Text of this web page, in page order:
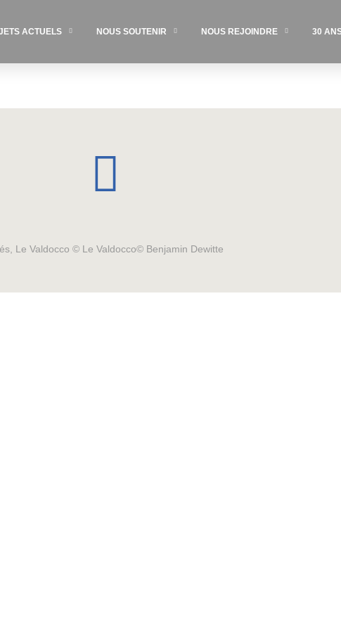
ACTUELS NOUS SOUTENIR NOUS REJOINDRE 30
Le Valdocco © Le Valdocco© Benjamin Dewitte